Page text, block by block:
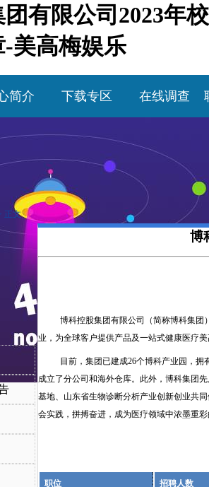
有限公司2023年校
-美高梅娱乐
简介 下载专区 在线调查
正文
博
博科控股集团有限公司（简称博科集团
业，为全球客户提供产品及一站式健康医疗
目前，集团已建成26个博科产业园， 拥
成立了分公司 和海外仓库。此外，博科集团
基地、 山东省生物诊断分析产业创新创业共
会实践，拼搏奋进，成为医疗领域中浓墨重
职位 招聘人数